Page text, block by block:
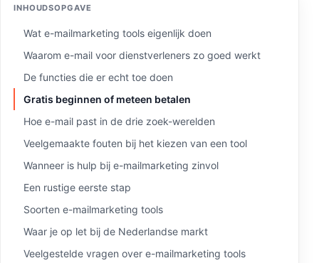
INHOUDSOPGAVE
Wat e-mailmarketing tools eigenlijk doen
Waarom e-mail voor dienstverleners zo goed werkt
De functies die er echt toe doen
Gratis beginnen of meteen betalen
Hoe e-mail past in de drie zoek-werelden
Veelgemaakte fouten bij het kiezen van een tool
Wanneer is hulp bij e-mailmarketing zinvol
Een rustige eerste stap
Soorten e-mailmarketing tools
Waar je op let bij de Nederlandse markt
Veelgestelde vragen over e-mailmarketing tools